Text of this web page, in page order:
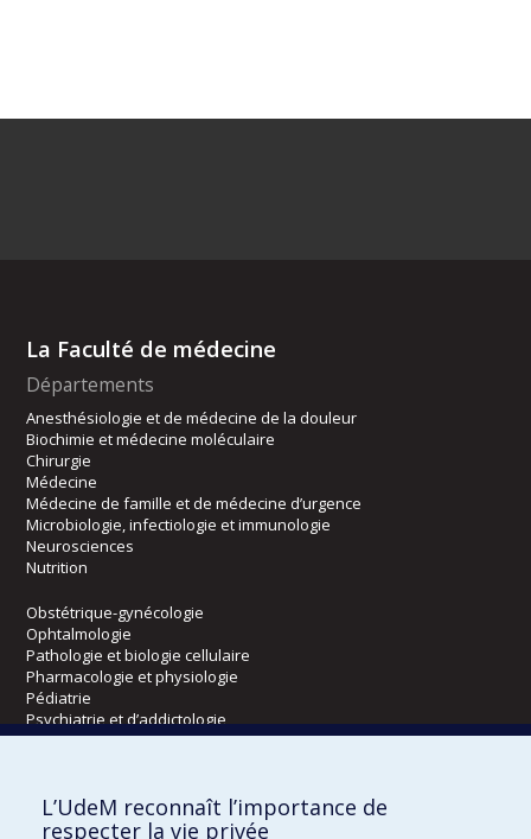
La Faculté de médecine
Départements
Anesthésiologie et de médecine de la douleur
Biochimie et médecine moléculaire
Chirurgie
Médecine
Médecine de famille et de médecine d’urgence
Microbiologie, infectiologie et immunologie
Neurosciences
Nutrition
Obstétrique-gynécologie
Ophtalmologie
Pathologie et biologie cellulaire
Pharmacologie et physiologie
Pédiatrie
Psychiatrie et d’addictologie
Radiologie, radio-oncologie et médecine nucléaire
Écoles
L’UdeM reconnaît l’importance de
respecter la vie privée